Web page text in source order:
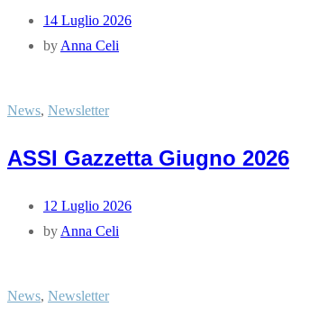
14 Luglio 2026
by Anna Celi
News, Newsletter
ASSI Gazzetta Giugno 2026
12 Luglio 2026
by Anna Celi
News, Newsletter